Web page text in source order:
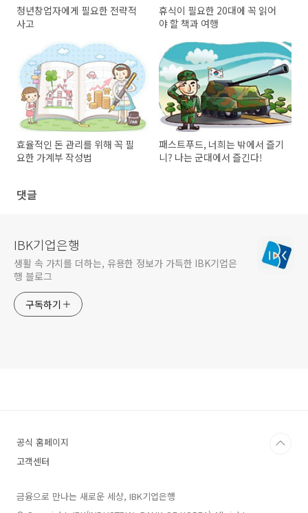
청년창업자에게 필요한 전략적
사고
휴식이 필요한 20대에 꼭 읽어
야 할 책과 여행
효율적인 돈 관리를 위해 꼭 필
요한 가계부 작성법
패스트푸드, 너희는 밖에서 즐기
니? 나는 군대에서 즐긴다!
댓글
IBK기업은행
생활 속 가치를 더하는, 유용한 정보가 가득한 IBK기업은
행 블로그
구독하기
공식 홈페이지
고객센터
금융으로 만나는 새로운 세상, IBK기업은행